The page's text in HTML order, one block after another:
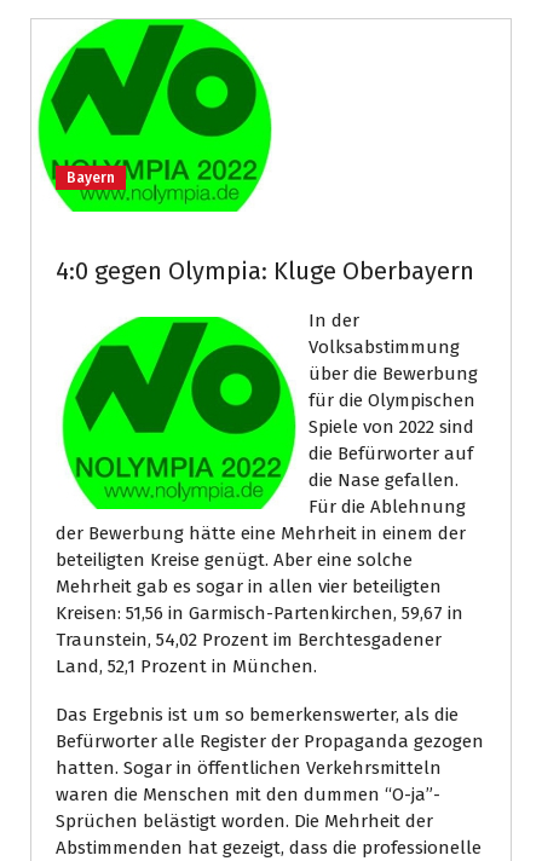
Bayern
4:0 gegen Olympia: Kluge Oberbayern
In der
Volksabstimmung
über die Bewerbung
für die Olympischen
Spiele von 2022 sind
die Befürworter auf
die Nase gefallen.
Für die Ablehnung
der Bewerbung hätte eine Mehrheit in einem der
beteiligten Kreise genügt. Aber eine solche
Mehrheit gab es sogar in allen vier beteiligten
Kreisen: 51,56 in Garmisch-Partenkirchen, 59,67 in
Traunstein, 54,02 Prozent im Berchtesgadener
Land, 52,1 Prozent in München.
Das Ergebnis ist um so bemerkenswerter, als die
Befürworter alle Register der Propaganda gezogen
hatten. Sogar in öffentlichen Verkehrsmitteln
waren die Menschen mit den dummen “O-ja”-
Sprüchen belästigt worden. Die Mehrheit der
Abstimmenden hat gezeigt, dass die professionelle